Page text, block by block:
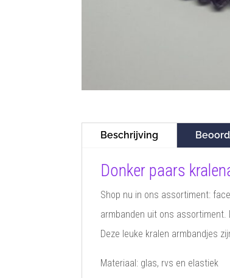
Beschrijving
Donker paars
Shop nu in ons assortiment:
armbanden uit ons assortiment.
Deze leuke kralen armbandjes
Materiaal: glas, rvs en elastiek